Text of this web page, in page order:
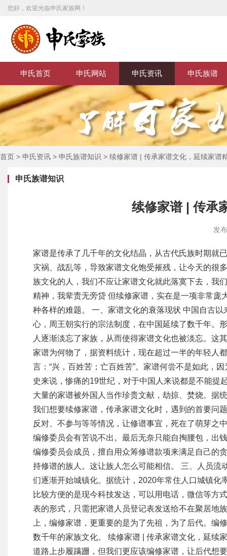
您好，欢迎光临申氏家族网！
申氏首页 申氏网站 申氏资讯 申氏族谱
首页 > 申氏资讯 > 申氏族谱知识 > 续修家谱 | 传承家谱文化，延续家谱
申氏族谱知识
续修家谱 | 传承
发
家谱是传承了几千年的文化结晶，从古代氏族时期就
灾祸、战乱等，导致家谱文化饱受摧残，让今天的很
族文化的人，我们不应让家谱文化就此落寞下去，我
精神，我辈责无旁贷 但续修家谱，实在是一项非常
种各样的难题。 一、家谱文化的衰落现状 中国自古
心，周王朝实行的宗法制度，在中国延续了数千年。
人逐渐淡忘了家族，从而使得家谱文化也被淡忘。这
家谱为何物了，据资料统计，现在超过一半的年轻人
言：“兴，百姓苦；亡百姓苦”。家谱何尝不是如此，
史来说，惨痛的19世纪，对于中国人来说都是不能提
大量的家谱被外国人当作珍贵文献，劫掠、焚烧。据
我们想要续修家谱，传承家谱文化时，遇到的首要问
反对、不参与等等情况，让修谱事宜，死在了萌芽之
编修委员会有苦说不出。最后无奈只能自掏腰包，出
编修委员会成员，擅自用众筹修谱款项来满足自己的
持修谱的族人。这让族人怎么可能相信。 三、人员
们逐渐开始城镇化。据统计，2020年常住人口城镇
比较方便的是现今科技发达，可以用电话，微信等方
表的形式，只需把家谱人员登记表发送给不在聚居地
上，编修家谱，更重要的是为了先祖，为了后代。
数千年的家族文化。 续修家谱 | 传承家谱文化，延续
道路上步履蹒跚，但我们更应该编修家谱，让后代想